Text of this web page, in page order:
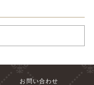
お問い合わせ